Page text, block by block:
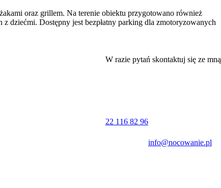
oraz grillem. Na terenie obiektu przygotowano również
dziećmi. Dostępny jest bezpłatny parking dla zmotoryzowanych
jak
dojazd do obiektu.
piaszczystej plaży, która w sezonie jest strzeżona.
sąsiedztwie znajduje się sklep spożywczy oraz punkty
odkrywania lokalnych atrakcji. Warto odwiedzić pobliską Plażę
Świbnie organizowane są rejsy na obserwację fok.
W razie pytań skontaktuj się ze mną
22 116 82 96
info@nocowanie.pl